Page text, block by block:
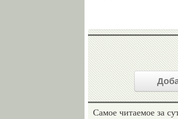
Самое читаемое за